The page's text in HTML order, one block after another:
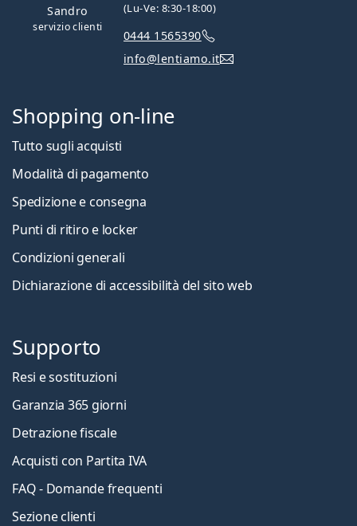
Sandro
servizio clienti
(Lu-Ve: 8:30-18:00)
0444 1565390
info@lentiamo.it
Shopping on-line
Tutto sugli acquisti
Modalità di pagamento
Spedizione e consegna
Punti di ritiro e locker
Condizioni generali
Dichiarazione di accessibilità del sito web
Supporto
Resi e sostituzioni
Garanzia 365 giorni
Detrazione fiscale
Acquisti con Partita IVA
FAQ - Domande frequenti
Sezione clienti